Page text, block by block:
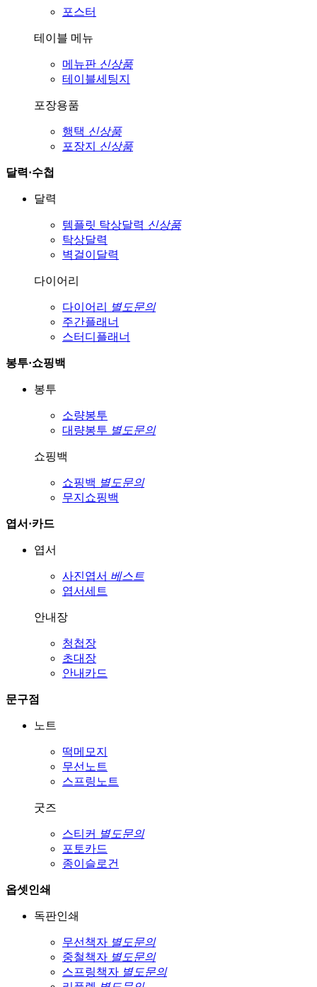
포스터
테이블 메뉴
메뉴판 신상품
테이블세팅지
포장용품
행택 신상품
포장지
신상품
달력·수첩
달력
템플릿 탁상달력 신상품
탁상달력
벽걸이달력
다이어리
다이어리
별도문의
주간플래너
스터디플래너
봉투·쇼핑백
봉투
소량봉투
대량봉투 별도문의
쇼핑백
쇼핑백 별도문의
무지쇼핑백
엽서·카드
엽서
사진엽서 베스트
엽서세트
안내장
청첩장
초대장
안내카드
문구점
노트
떡메모지
무선노트
스프링노트
굿즈
스티커 별도문의
포토카드
종이슬로건
옵셋인쇄
독판인쇄
무선책자 별도문의
중철책자 별도문의
스프링책자 별도문의